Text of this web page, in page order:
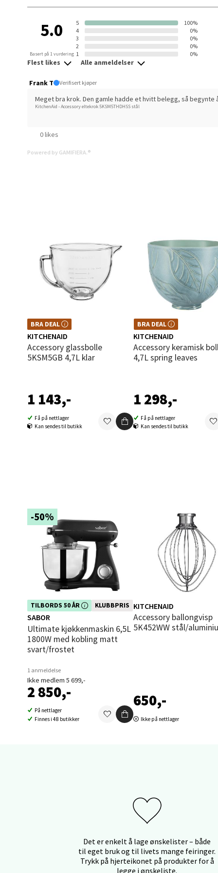
5.0
Basert på 1 vurdering
5
100%
4
0%
3
0%
2
0%
1
0%
Flest likes Alle anmeldelser
Frank T Verifisert kjøper
Meget bra krok. Den gamle hadde et hvitt belegg, så begynte
KitchenAid - Accessory eltekrok 5KSM5THDHSS stål
0 likes
Powered by GAMIFIERA.®
BRA DEAL
BRA DEAL – et godt kjøp, hele året.
Kan ikke kombineres med kuponger
eller andre tilbud.
KITCHENAID
Accessory glassbolle
5KSM5GB 4,7L klar
1 143,-
Få på nettlager
Kan sendes til butikk
BRA DEAL
BRA DEAL – et godt kjøp, hele
Kan ikke kombineres med
eller andre tilbud.
KITCHENAID
Accessory keramisk bolle
4,7L spring leaves
1 298,-
Få på nettlager
Kan sendes til butikk
-50%
TILBORDS 50 ÅR
Dette produktet er inkludert i vår
kampanje. Benytt deg av rabatten i
dag!
KLUBBPRIS
SABOR
Ultimate kjøkkenmaskin 6,5L
1800W med kobling matt
svart/frostet
1 anmeldelse
Ikke medlem 5 699,-
2 850,-
På nettlager
Finnes i 48 butikker
KITCHENAID
Accessory ballongvisp
5K452WW stål/
650,-
Ikke på nettlager
Det er enkelt å lage ønskelister – både
til eget bruk og til livets mange feiringer.
Trykk på hjerteikonet på produkter for å
legge i ønskeliste.
Thon
Åpent i
0 i
Åpent
Åpent i
0 i
Ski
Ski
0 i